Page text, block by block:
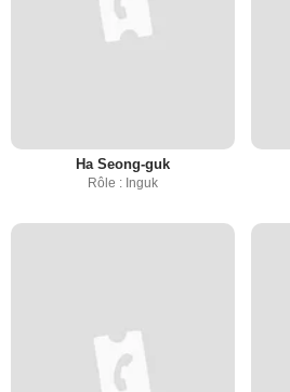
Ha Seong-guk
Rôle : Inguk